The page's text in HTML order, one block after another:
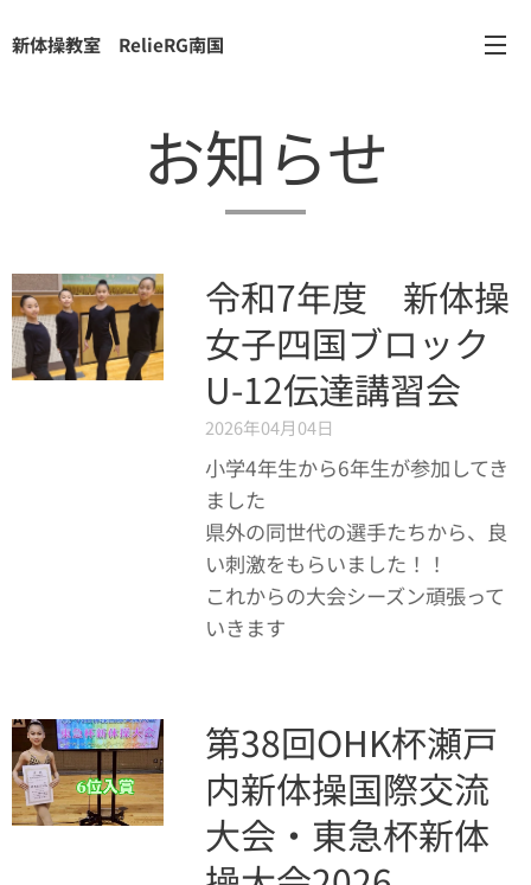
新体操教室 RelieRG南国
お知らせ
令和7年度 新体操
女子四国ブロック
U-12伝達講習会
2026年04月04日
小学4年生から6年生が参加してき
ました✨
県外の同世代の選手たちから、良
い刺激をもらいました！！
これからの大会シーズン頑張って
いきます💪
第38回OHK杯瀬戸
内新体操国際交流
大会・東急杯新体